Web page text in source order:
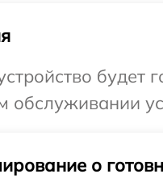
обслуживании
о